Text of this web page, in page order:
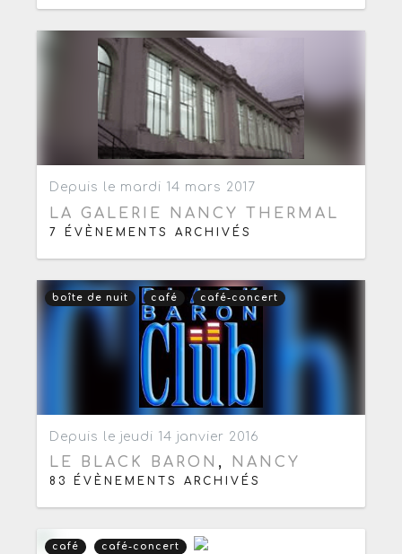
Depuis le mardi 14 mars 2017
LA GALERIE NANCY THERMAL
7 ÉVÈNEMENTS ARCHIVÉS
boîte de nuit café café-concert
Depuis le jeudi 14 janvier 2016
LE BLACK BARON , NANCY
83 ÉVÈNEMENTS ARCHIVÉS
café café-concert